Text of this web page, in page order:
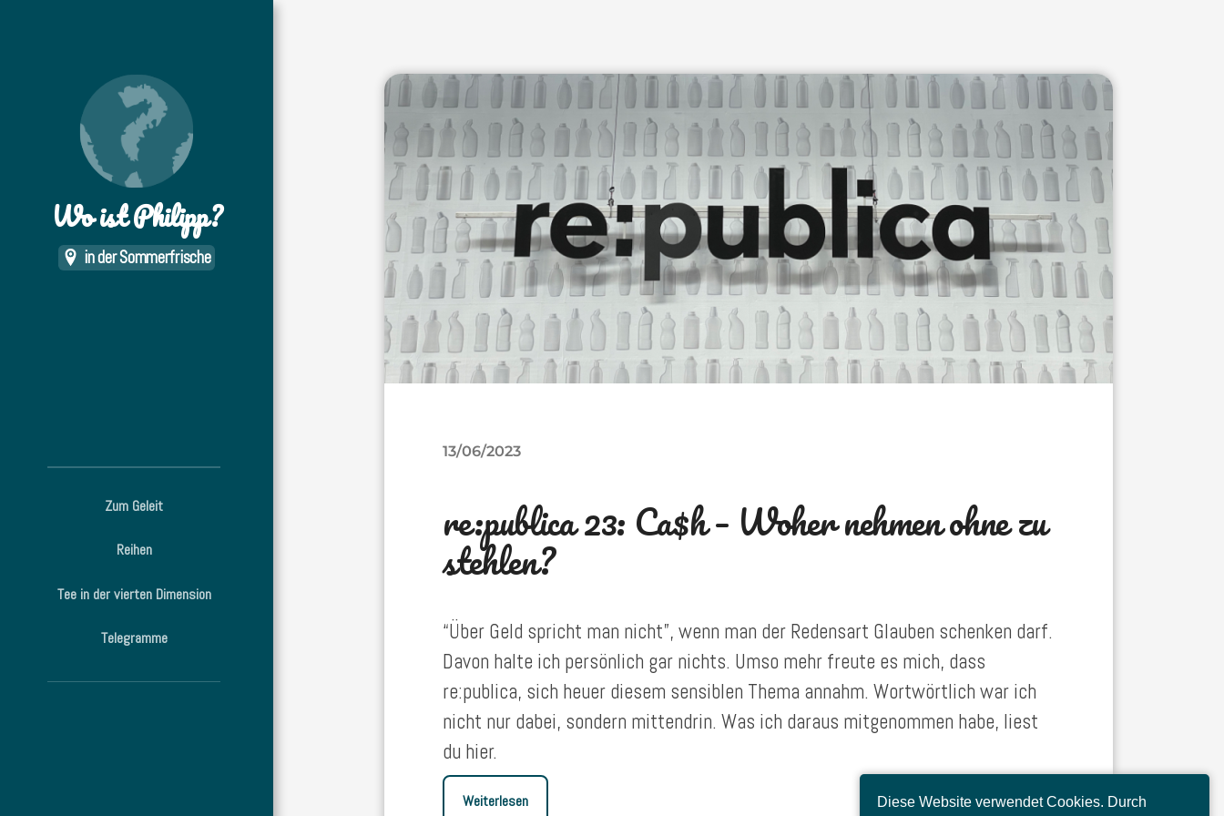
Diese Website verwendet Cookies. Durch
Wo ist Philipp?
in der Sommerfrische
Zum Geleit
Reihen
Tee in der vierten Dimension
Telegramme
13/06/2023
re:publica 23: Ca$h – Woher nehmen ohne zu
stehlen?
“Über Geld spricht man nicht”, wenn man der Redensart Glauben schenken darf.
Davon halte ich persönlich gar nichts. Umso mehr freute es mich, dass
re:publica, sich heuer diesem sensiblen Thema annahm. Wortwörtlich war ich
nicht nur dabei, sondern mittendrin. Was ich daraus mitgenommen habe, liest
du hier.
Weiterlesen